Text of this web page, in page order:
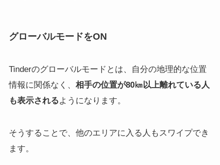
グローバルモードをON
Tinderのグローバルモードとは、自分の地理的な位置
情報に関係なく、 相手の位置が80㎞以上離れている人
も表示されるようになります。
そうすることで、他のエリアに入る人もスワイプでき
ます。